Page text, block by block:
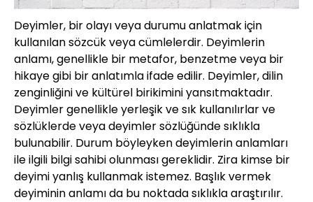
Deyimler, bir olayı veya durumu anlatmak için
kullanılan sözcük veya cümlelerdir. Deyimlerin
anlamı, genellikle bir metafor, benzetme veya bir
hikaye gibi bir anlatımla ifade edilir. Deyimler, dilin
zenginliğini ve kültürel birikimini yansıtmaktadır.
Deyimler genellikle yerleşik ve sık kullanılırlar ve
sözlüklerde veya deyimler sözlüğünde sıklıkla
bulunabilir. Durum böyleyken deyimlerin anlamları
ile ilgili bilgi sahibi olunması gereklidir. Zira kimse bir
deyimi yanlış kullanmak istemez. Başlık vermek
deyiminin anlamı da bu noktada sıklıkla araştırılır.